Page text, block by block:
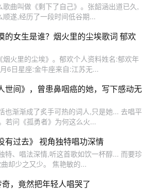
曲叫做《剩下了自己》。张韶涵出道已久,
遂,经历了一段时间低谷期...
的女生是谁？烟火里的尘埃歌词 郁欢
火里的尘埃》。郁欢个人资料姓名:郁欢年
6日星座:金牛座来自:江苏无...
世间》，曾患鼻咽癌的她，写下感动无
也渐渐成了炙手可热的词人,只是她... 去唱平
若问《孤勇者》为何这么火...
有过去》 视角独特唱功深情
特、唱法深情,听这首歌如饮一杯醇... 而要珍
却少之又少。 焦艳敏的...
奇，竟然把年轻人唱哭了